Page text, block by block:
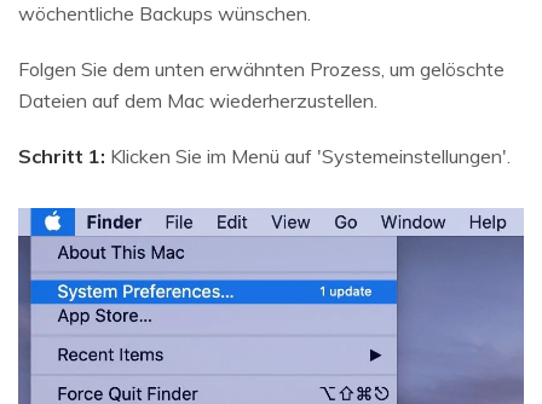
wöchentliche Backups wünschen.
Folgen Sie dem unten erwähnten Prozess, um gelöschte
Dateien auf dem Mac wiederherzustellen.
Schritt 1: Klicken Sie im Menü auf 'Systemeinstellungen'.